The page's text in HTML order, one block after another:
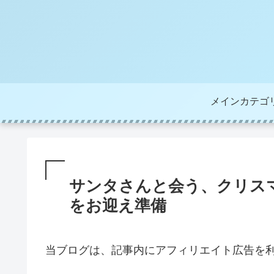
メインカテゴ
サンタさんと会う、クリ
をお迎え準備
当ブログは、記事内にアフィリエイト広告を